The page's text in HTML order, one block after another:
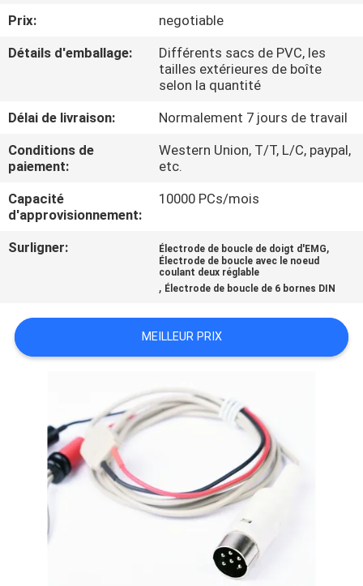
CONTRÔLE
DE
NOUS
NOUVELLES
CITATION
SITE
PRIVACY
POLICY
Prix:
negotiable
Détails d'emballage:
Différents sacs de PVC, les
tailles extérieures de boîte
selon la quantité
Délai de livraison:
Normalement 7 jours de travail
Conditions de
paiement:
Western Union, T/T, L/C, paypal,
etc.
Capacité
d'approvisionnement:
10000 PCs/mois
Surligner: Électrode de boucle de doigt d'EMG,
Électrode de boucle avec le noeud
coulant deux réglable
, Électrode de boucle de 6 bornes DIN
MEILLEUR PRIX